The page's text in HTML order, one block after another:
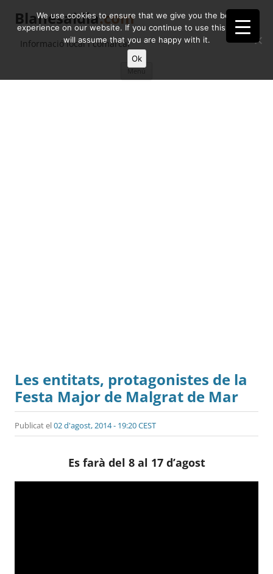
Blanesaldia.com
Informació local i comarcal
contingut
Les entitats, protagonistes de la
Festa Major de Malgrat de Mar
Publicat el02 d'agost, 2014 - 19:20 CEST
Es farà del 8 al 17 d’agost
We use cookies to ensure that we give you the best
experience on our website. If you continue to use this site we
will assume that you are happy with it.
Ok